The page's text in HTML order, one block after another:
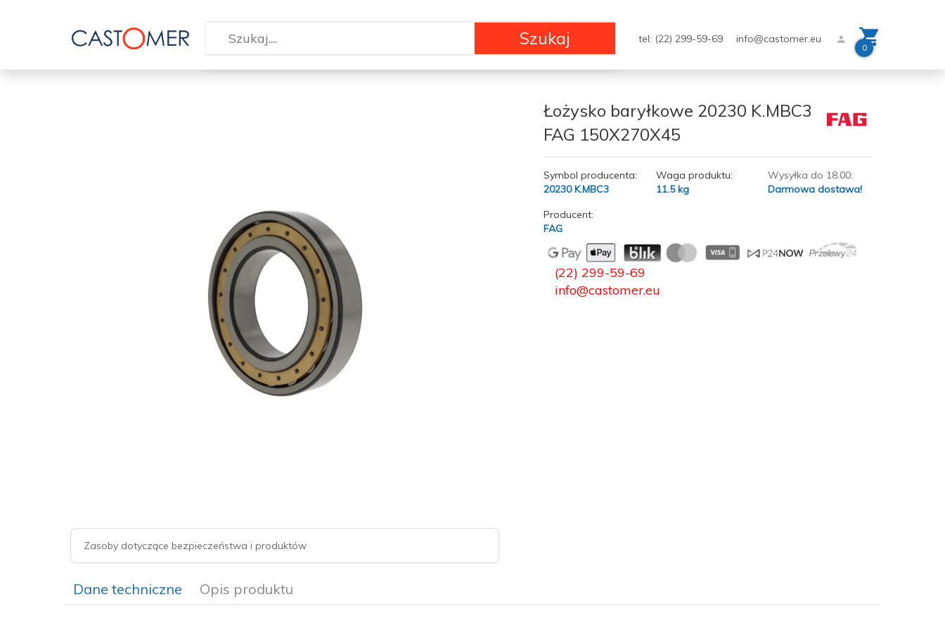
Szukaj tel: (22) 299-59-69 info@castomer.eu
0
Zasoby dotyczące bezpieczeństwa i produktów
Łożysko baryłkowe 20230 K.MBC3
FAG 150X270X45
Symbol producenta:
20230 K.MBC3
Waga produktu:
11.5 kg
Wysyłka do 18.00:
Darmowa dostawa!
Producent:
FAG
(22) 299-59-69
info@castomer.eu
Dane techniczne Opis produktu